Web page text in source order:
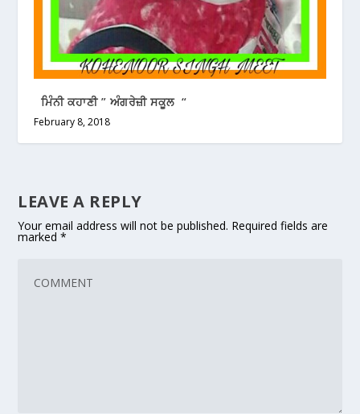
ਮਿੰਨੀ ਕਹਾਣੀ ” ਅੰਗਰੇਜ਼ੀ ਸਕੂਲ “
February 8, 2018
LEAVE A REPLY
Your email address will not be published. Required fields are
marked*